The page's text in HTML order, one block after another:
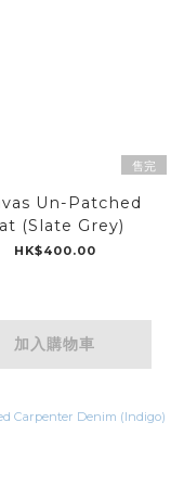
售完
Un-Patched
(Slate Grey)
HK$400.00
加入購物車